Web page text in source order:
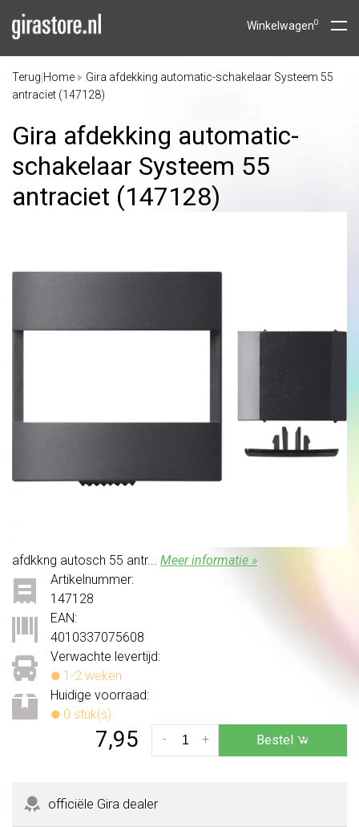
Winkelwagen0
Terug Home
Gira afdekking automatic-schakelaar Systeem 55
antraciet (147128)
Gira afdekking automatic-
schakelaar Systeem 55
antraciet (147128)
afdkkng autosch 55 antr... Meer informatie »
Verwachte levertijd:
1-2 weken
Huidige voorraad:
0 stuk(s)
Artikelnummer:
147128
EAN:
4010337075608
7,95 +
- Bestel
officiële Gira dealer